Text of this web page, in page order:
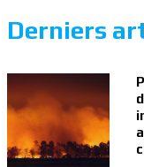
Derniers